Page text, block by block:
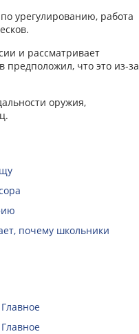
урегулированию, работа
и рассматривает
предположил, что это из-за
оружия,
почему школьники